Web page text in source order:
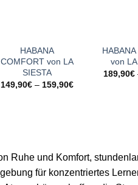
HABANA
COMFORT von LA
SIESTA
149,90€ – 159,90€
von
189,90€
Ruhe und Komfort,
für konzentriertes